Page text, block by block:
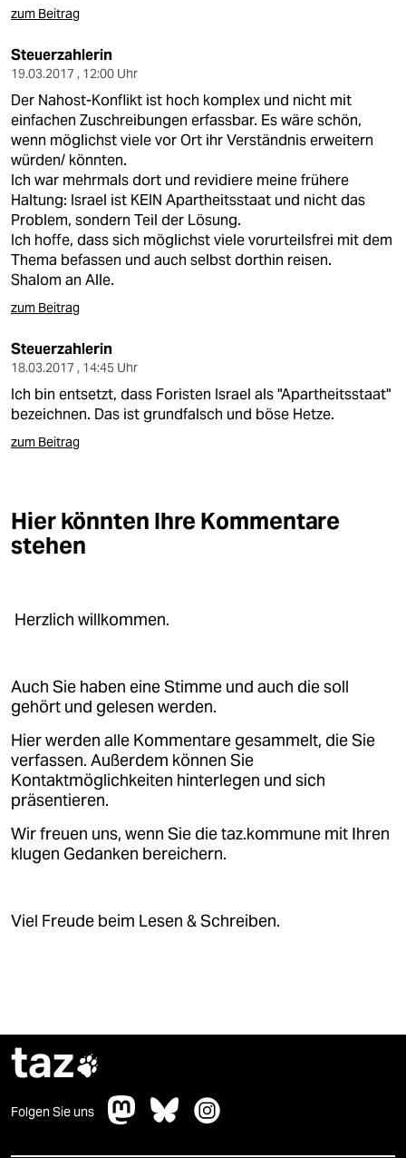
zum Beitrag
Steuerzahlerin
19.03.2017 , 12:00 Uhr
Der Nahost-Konflikt ist hoch komplex und nicht mit
einfachen Zuschreibungen erfassbar. Es wäre schön,
wenn möglichst viele vor Ort ihr Verständnis erweitern
würden/ könnten.
Ich war mehrmals dort und revidiere meine frühere
Haltung: Israel ist KEIN Apartheitsstaat und nicht das
Problem, sondern Teil der Lösung.
Ich hoffe, dass sich möglichst viele vorurteilsfrei mit dem
Thema befassen und auch selbst dorthin reisen.
Shalom an Alle.
zum Beitrag
Steuerzahlerin
18.03.2017 , 14:45 Uhr
Ich bin entsetzt, dass Foristen Israel als "Apartheitsstaat"
bezeichnen. Das ist grundfalsch und böse Hetze.
zum Beitrag
Hier könnten Ihre Kommentare
stehen
Herzlich willkommen.
Auch Sie haben eine Stimme und auch die soll
gehört und gelesen werden.
Hier werden alle Kommentare gesammelt, die Sie
verfassen. Außerdem können Sie
Kontaktmöglichkeiten hinterlegen und sich
präsentieren.
Wir freuen uns, wenn Sie die taz.kommune mit Ihren
klugen Gedanken bereichern.
Viel Freude beim Lesen & Schreiben.
taz
Folgen Sie uns